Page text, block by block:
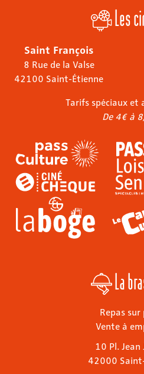
Les
Saint François
8 Rue de la Valse
42100 Saint-Étienne
Tarifs spéciaux et
De 4€ à
La
Repas sur
Vente à
10 Pl. Jean
42000